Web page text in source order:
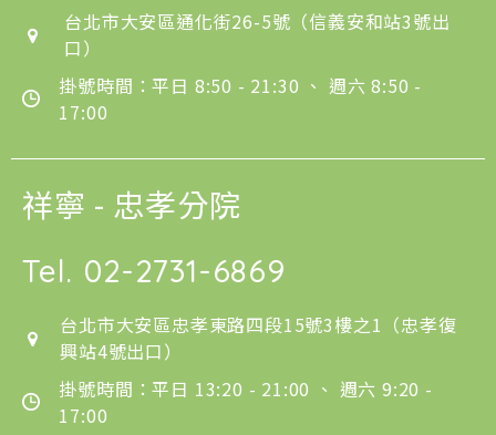
台北市大安區通化街26-5號（信義安和站3號出
口）
掛號時間：平日 8:50 - 21:30 、 週六 8:50 -
17:00
祥寧 - 忠孝分院
Tel. 02-2731-6869
台北市大安區忠孝東路四段15號3樓之1（忠孝復
興站4號出口）
掛號時間：平日 13:20 - 21:00 、 週六 9:20 -
17:00